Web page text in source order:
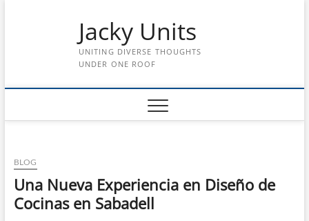
Jacky Units
UNITING DIVERSE THOUGHTS
UNDER ONE ROOF
BLOG
Una Nueva Experiencia en Diseño de
Cocinas en Sabadell